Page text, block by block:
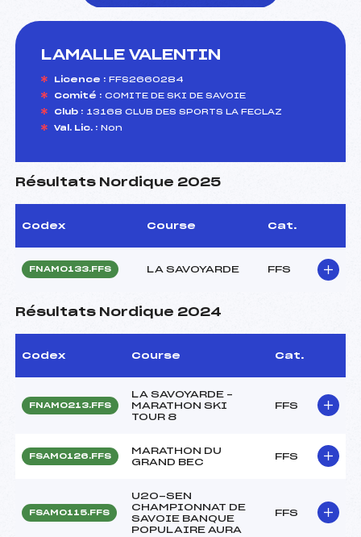
LAMALLE VALENTIN
Licence : FFS2660284
Comité : COMITE DE SKI DE SAVOIE
Club : 13168 CLUB DES SPORTS LA FECLAZ
Val. Lic. : Non
Résultats Nordique 2025
Codex Course Cat.
FNAM0133.FFS LA SAVOYARDE FFS
Résultats Nordique 2024
Codex Course Cat.
FNAM0213.FFS
LA SAVOYARDE –
MARATHON SKI
TOUR 8
FFS
FSAM0126.FFS
MARATHON DU
GRAND BEC
FFS
FSAM0115.FFS
U20-SEN
CHAMPIONNAT DE
SAVOIE BANQUE
POPULAIRE AURA
FFS